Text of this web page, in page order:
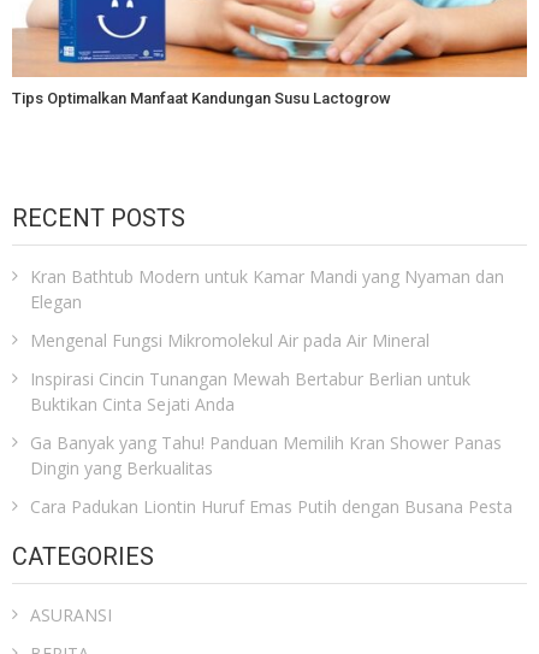
Tips Optimalkan Manfaat Kandungan Susu Lactogrow
RECENT POSTS
Kran Bathtub Modern untuk Kamar Mandi yang Nyaman dan
Elegan
Mengenal Fungsi Mikromolekul Air pada Air Mineral
Inspirasi Cincin Tunangan Mewah Bertabur Berlian untuk
Buktikan Cinta Sejati Anda
Ga Banyak yang Tahu! Panduan Memilih Kran Shower Panas
Dingin yang Berkualitas
Cara Padukan Liontin Huruf Emas Putih dengan Busana Pesta
CATEGORIES
ASURANSI